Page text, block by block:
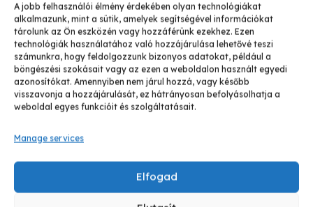
A jobb felhasználói élmény érdekében olyan technológiákat
alkalmazunk, mint a sütik, amelyek segítségével információkat
tárolunk az Ön eszközén vagy hozzáférünk ezekhez. Ezen
technológiák használatához való hozzájárulása lehetővé teszi
számunkra, hogy feldolgozzunk bizonyos adatokat, például a
böngészési szokásait vagy az ezen a weboldalon használt egyedi
azonosítókat. Amennyiben nem járul hozzá, vagy később
visszavonja a hozzájárulását, ez hátrányosan befolyásolhatja a
weboldal egyes funkcióit és szolgáltatásait.
Manage services
Elfogad
Videó blog